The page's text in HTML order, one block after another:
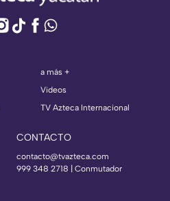
a más +
Videos
TV Azteca Internacional
CONTACTO
contacto@tvazteca.com
999 348 2718 | Conmutador